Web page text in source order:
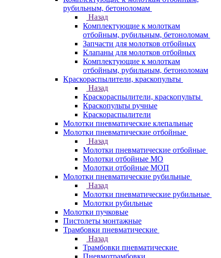
рубильным, бетоноломам
Назад
Комплектующие к молоткам
отбойным, рубильным, бетоноломам
Запчасти для молотков отбойных
Клапаны для молотков отбойных
Комплектующие к молоткам
отбойным, рубильным, бетоноломам
Краскораспылители, краскопульты
Назад
Краскораспылители, краскопульты
Краскопульты ручные
Краскораспылители
Молотки пневматические клепальные
Молотки пневматические отбойные
Назад
Молотки пневматические отбойные
Молотки отбойные МО
Молотки отбойные МОП
Молотки пневматические рубильные
Назад
Молотки пневматические рубильные
Молотки рубильные
Молотки пучковые
Пистолеты монтажные
Трамбовки пневматические
Назад
Трамбовки пневматические
Пневмотрамбовки